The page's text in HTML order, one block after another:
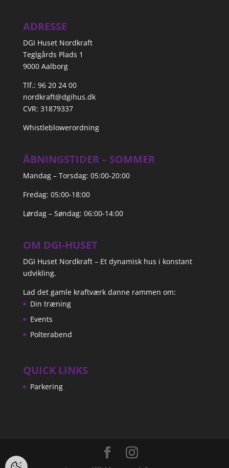
ADRESSE
DGI Huset Nordkraft
Teglgårds Plads 1
9000 Aalborg
Tlf.: 96 20 24 00
nordkraft@dgihus.dk
CVR: 31879337
Whistleblowerordning
ÅBNINGSTIDER – SOMMER
Mandag – Torsdag: 05:00-20:00
Fredag: 05:00-18:00
Lørdag – Søndag: 06:00-14:00
OM DGI-HUSET
DGI Huset Nordkraft – Et dynamisk hus i konstant
udvikling.
Lad det gamle kraftværk danne rammen om:
Din træning
Events
Polterabend
QUICK LINKS
Parkering